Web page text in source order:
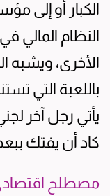
الكبار أو إلى
النظام المالي
الأخرى، ويشبه
باللعبة التي
يأتي رجل آخر
كاد أن يفتك
مصطلح